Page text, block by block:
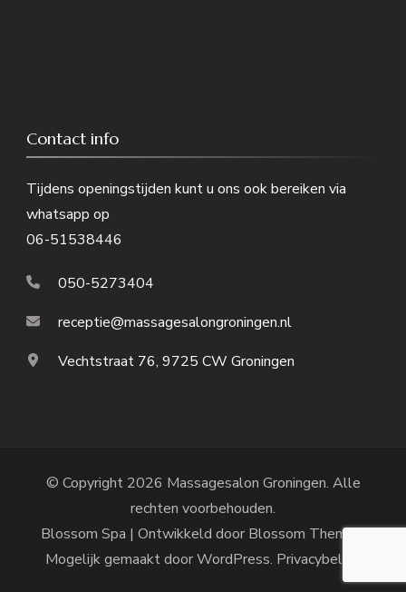
Contact info
Tijdens openingstijden kunt u ons ook bereiken via
whatsapp op
06-51538446
050-5273404
receptie@massagesalongroningen.nl
Vechtstraat 76, 9725 CW Groningen
© Copyright 2026 Massagesalon Groningen. Alle
rechten voorbehouden.
Blossom Spa | Ontwikkeld door Blossom Themes.
Mogelijk gemaakt doorWordPress. Privacybeleid